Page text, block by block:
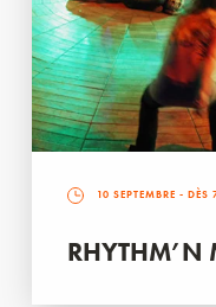
10 SEPTEMBRE - DÈS
RHYTHM’N